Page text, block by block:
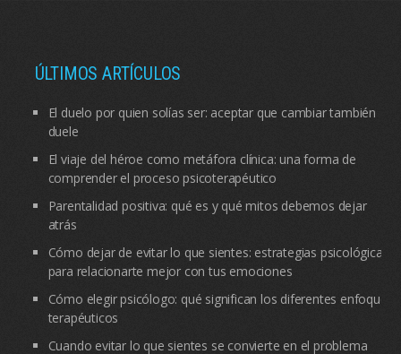
ÚLTIMOS ARTÍCULOS
El duelo por quien solías ser: aceptar que cambiar también
duele
El viaje del héroe como metáfora clínica: una forma de
comprender el proceso psicoterapéutico
Parentalidad positiva: qué es y qué mitos debemos dejar
atrás
Cómo dejar de evitar lo que sientes: estrategias psicológicas
para relacionarte mejor con tus emociones
Cómo elegir psicólogo: qué significan los diferentes enfoques
terapéuticos
Cuando evitar lo que sientes se convierte en el problema